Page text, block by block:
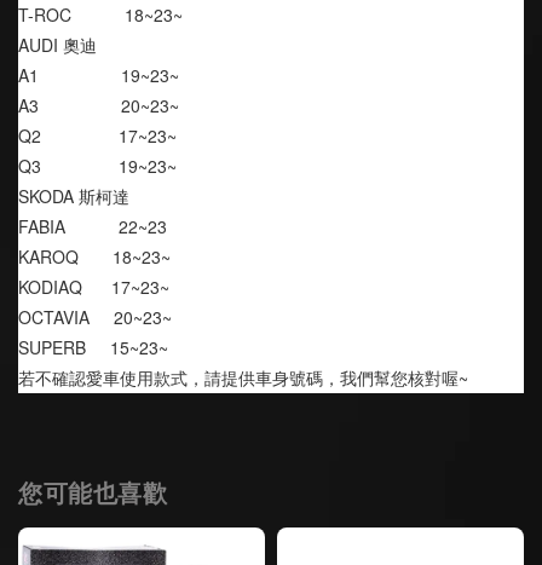
T-ROC           18~23~
AUDI 奧迪
A1                 19~23~
A3                 20~23~
Q2                17~23~
Q3                19~23~
SKODA 斯柯達
FABIA           22~23
KAROQ       18~23~
KODIAQ      17~23~
OCTAVIA     20~23~
SUPERB     15~23~
若不確認愛車使用款式，請提供車身號碼，我們幫您核對喔~
您可能也喜歡